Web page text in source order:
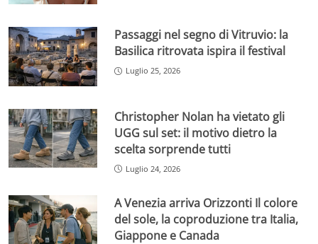
Passaggi nel segno di Vitruvio: la
Basilica ritrovata ispira il festival
Luglio 25, 2026
Christopher Nolan ha vietato gli
UGG sul set: il motivo dietro la
scelta sorprende tutti
Luglio 24, 2026
A Venezia arriva Orizzonti Il colore
del sole, la coproduzione tra Italia,
Giappone e Canada